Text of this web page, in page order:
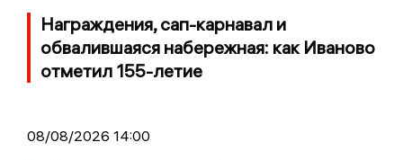
Награждения, сап-карнавал и
обвалившаяся набережная: как Иваново
отметил 155-летие
08/08/2026 14:00